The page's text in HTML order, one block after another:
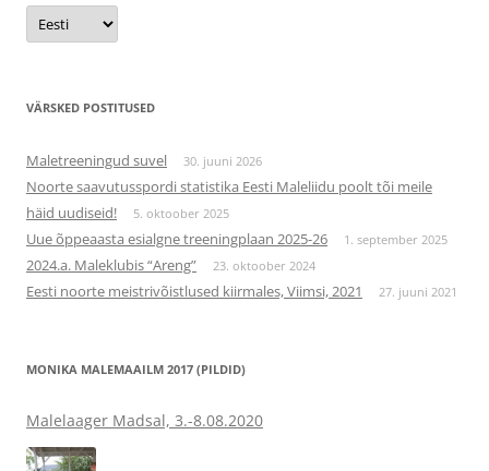
Vali
keel
VÄRSKED POSTITUSED
Maletreeningud suvel 30. juuni 2026
Noorte saavutusspordi statistika Eesti Maleliidu poolt tõi meile
häid uudiseid!
5. oktoober 2025
Uue õppeaasta esialgne treeningplaan 2025-26 1. september 2025
2024.a. Maleklubis “Areng” 23. oktoober 2024
Eesti noorte meistrivõistlused kiirmales, Viimsi, 2021 27. juuni 2021
MONIKA MALEMAAILM 2017 (PILDID)
Malelaager Madsal, 3.-8.08.2020